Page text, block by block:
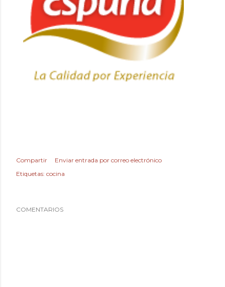
Compartir
Enviar entrada por correo electrónico
Etiquetas: cocina
COMENTARIOS